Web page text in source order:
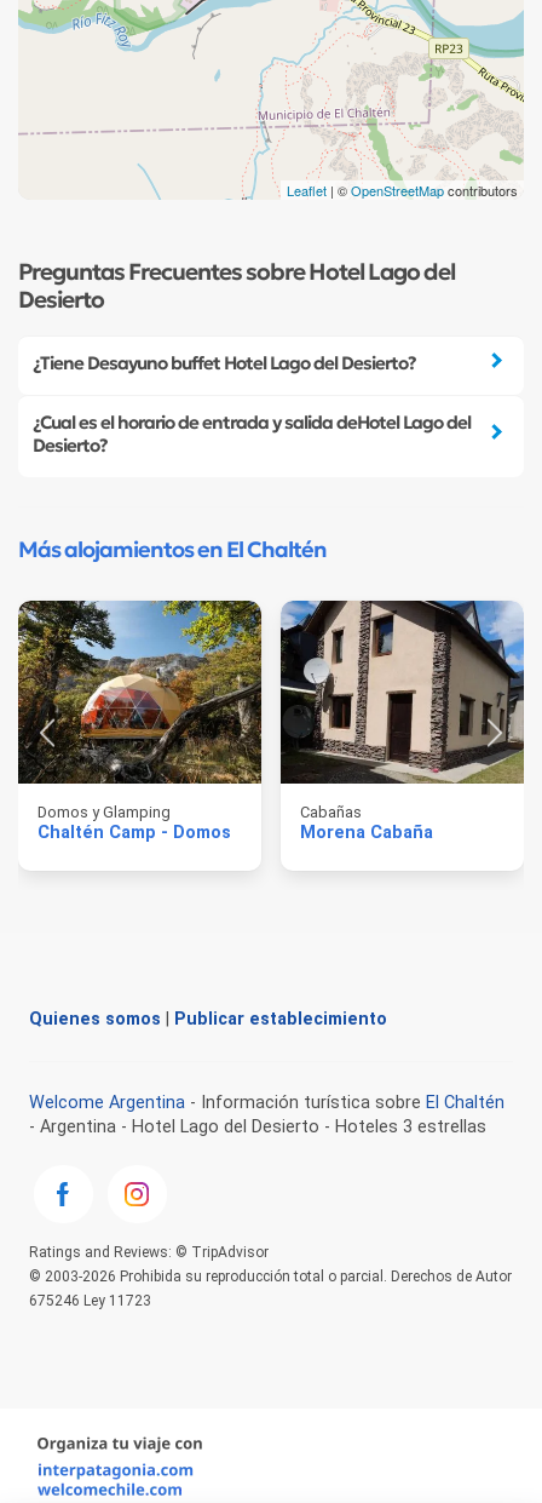
Leaflet | ©OpenStreetMapcontributors
Preguntas Frecuentes sobre Hotel Lago del
Desierto
¿Tiene Desayuno buffet Hotel Lago del Desierto?
¿Cual es el horario de entrada y salida deHotel Lago del
Desierto?
Más alojamientos en El Chaltén
Domos y Glamping
Chaltén Camp - Domos
Cabañas
Morena Cabaña
Quienes somos Publicar establecimiento
Welcome Argentina - Información turística sobre El Chaltén
- Argentina - Hotel Lago del Desierto - Hoteles 3 estrellas
Ratings and Reviews: © TripAdvisor
© 2003-2026 Prohibida su reproducción total o parcial. Derechos de Autor
675246 Ley 11723